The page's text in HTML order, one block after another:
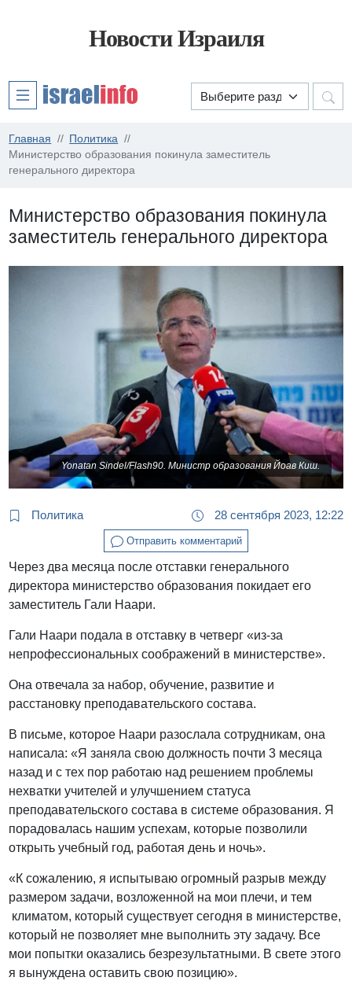
Новости Израиля
Главная
Политика
Министерство образования покинула заместитель
генерального директора
Министерство образования покинула
заместитель генерального директора
Yonatan Sindel/Flash90. Министр образования Йоав Киш.
Политика 28 сентября 2023, 12:22
Отправить комментарий
Через два месяца после отставки генерального
директора министерство образования покидает его
заместитель Гали Наари.
Гали Наари подала в отставку в четверг «из-за
непрофессиональных соображений в министерстве».
Она отвечала за набор, обучение, развитие и
расстановку преподавательского состава.
В письме, которое Наари разослала сотрудникам, она
написала: «Я заняла свою должность почти 3 месяца
назад и с тех пор работаю над решением проблемы
нехватки учителей и улучшением статуса
преподавательского состава в системе образования. Я
порадовалась нашим успехам, которые позволили
открыть учебный год, работая день и ночь».
«К сожалению, я испытываю огромный разрыв между
размером задачи, возложенной на мои плечи, и тем
климатом, который существует сегодня в министерстве,
который не позволяет мне выполнить эту задачу. Все
мои попытки оказались безрезультатными. В свете этого
я вынуждена оставить свою позицию».